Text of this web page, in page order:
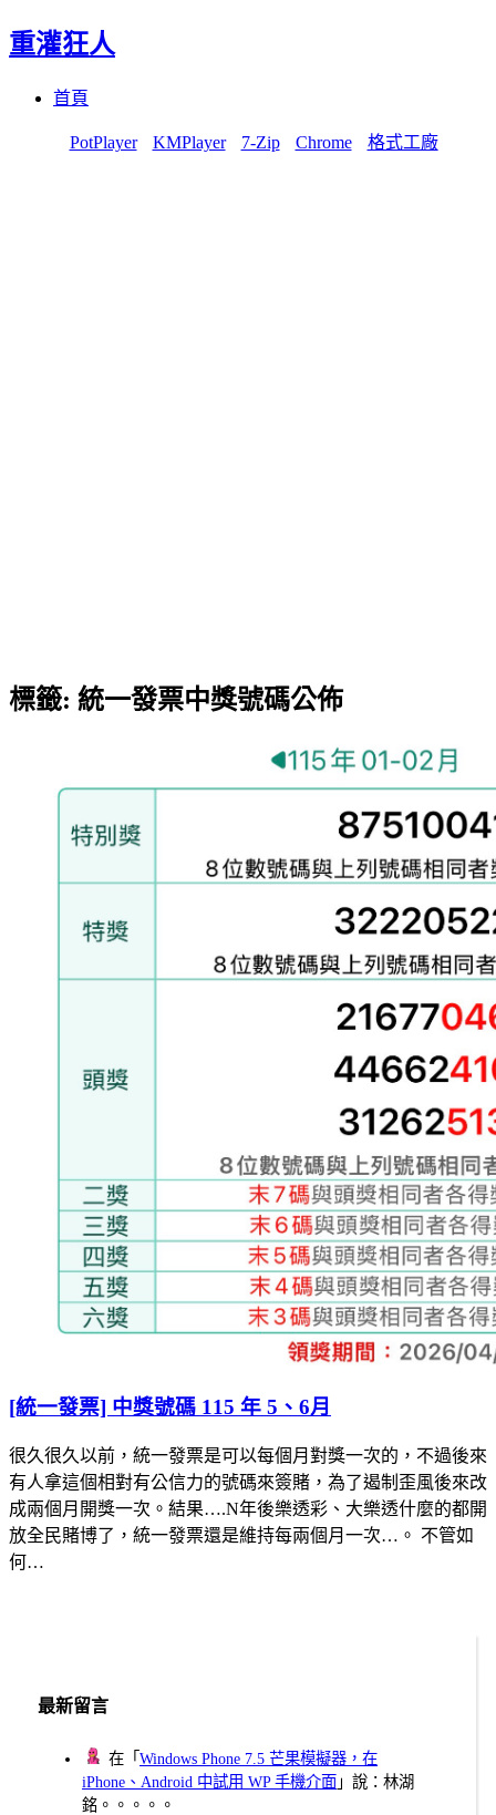
重灌狂人
首頁
PotPlayer KMPlayer 7-Zip Chrome 格式工廠
標籤: 統一發票中獎號碼公佈
[統一發票] 中獎號碼 115 年 5、6月
很久很久以前，統一發票是可以每個月對獎一次的，不過後來
有人拿這個相對有公信力的號碼來簽賭，為了遏制歪風後來改
成兩個月開獎一次。結果….N年後樂透彩、大樂透什麼的都開
放全民賭博了，統一發票還是維持每兩個月一次…。 不管如
何…
最新留言
在「Windows Phone 7.5 芒果模擬器，在
iPhone、Android 中試用 WP 手機介面 」說：林湖
銘。。。。。